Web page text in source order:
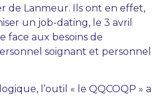
de Lanmeur. Ils ont en effet,
un job-dating, le 3 avril
face aux besoins de
soignant et personnel
l’outil « le QQCOQP » a